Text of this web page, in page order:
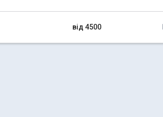
від 4500